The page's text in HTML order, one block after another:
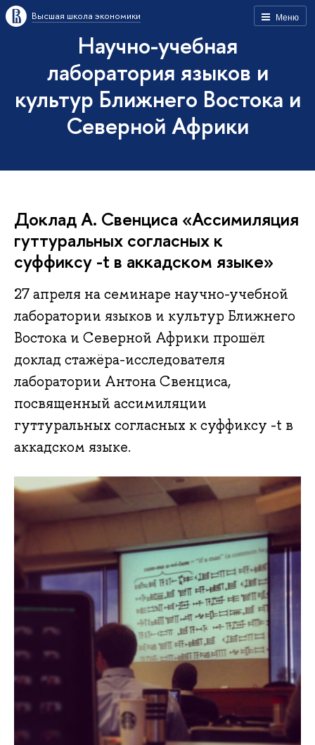
Меню
Высшая школа экономики
Научно-учебная
лаборатория языков и
культур Ближнего Востока и
Северной Африки
Доклад А. Свенциса «Ассимиляция
гуттуральных согласных к
суффиксу -t в аккадском языке»
27 апреля на семинаре научно-учебной
лаборатории языков и культур Ближнего
Востока и Северной Африки прошёл
доклад стажёра-исследователя
лаборатории Антона Свенциса,
посвященный ассимиляции
гуттуральных согласных к суффиксу -t в
аккадском языке.